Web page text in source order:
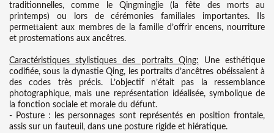
traditionnelles, comme le Qingmingjie (la fête des morts au
printemps) ou lors de cérémonies familiales importantes. Ils
permettaient aux membres de la famille d’offrir encens, nourriture
et prosternations aux ancêtres.
Caractéristiques stylistiques des portraits Qing: Une esthétique
codifiée, sous la dynastie Qing, les portraits d’ancêtres obéissaient à
des codes très précis. L’objectif n’était pas la ressemblance
photographique, mais une représentation idéalisée, symbolique de
la fonction sociale et morale du défunt.
- Posture : les personnages sont représentés en position frontale,
assis sur un fauteuil, dans une posture rigide et hiératique.